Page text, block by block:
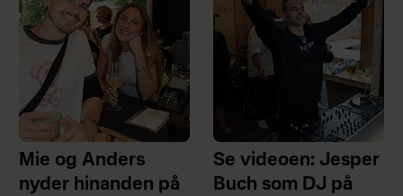
Mie og Anders
nyder hinanden på
Se videoen: Jesper
Buch som DJ på